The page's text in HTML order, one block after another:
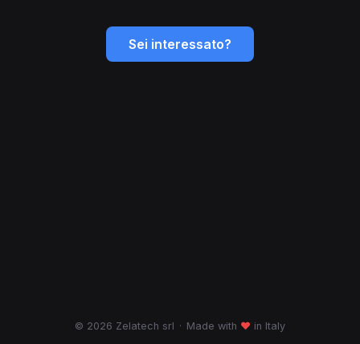
Sei interessato?
© 2026 Zelatech srl · Made with ♥ in Italy